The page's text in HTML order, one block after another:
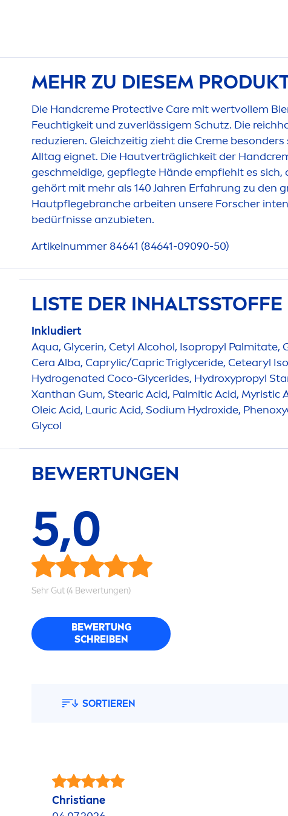
MEHR ZU DIESEM
Die Handcreme Protective Care mit wertvollem
Feuchtigkeit und zuverlässigem Schutz. Die
reduzieren. Gleichzeitig zieht die Creme besonders
Alltag eignet. Die Hautverträglichkeit der Hand
geschmeidige, gepflegte Hände empfiehlt es sich,
gehört mit mehr als 140 Jahren Erfahrung zu
Hautpflegebranche arbeiten unsere Forscher
bedürfnisse anzubieten.
Artikelnummer 84641 (84641-09090-50)
LISTE DER INHALTSSTOFFE
Inkludiert
Aqua, Glycerin, Cetyl Alcohol, Isopropyl Palmitate,
Cera Alba, Caprylic/Capric Triglyceride, Cetearyl
Hydrogenated Coco-Glycerides, Hydroxypropyl
Xanthan Gum, Stearic Acid, Palmitic Acid, Myristic
Oleic Acid, Lauric Acid, Sodium Hydroxide,
Glycol
BEWERTUNGEN
5,0
Sehr Gut (4 Bewertungen)
BEWERTUNG
SCHREIBEN
SORTIEREN
Christiane